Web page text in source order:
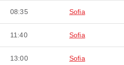
08:35 Sofia
11:40 Sofia
13:00 Sofia